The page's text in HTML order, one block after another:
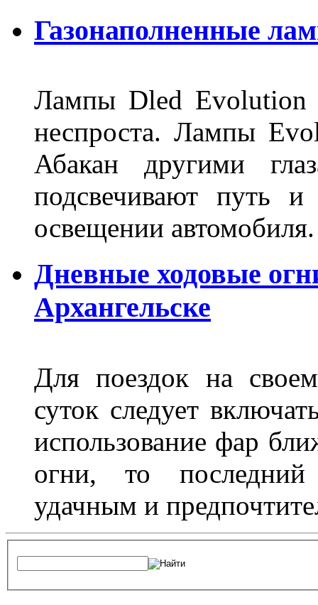
Газонаполненные
Лампы Dled Evolution
неспроста. Лампы
Абакан другими
подсвечивают путь
освещении автомобиля.
Дневные ходовые
Архангельске
Для поездок на
суток следует
использование фар
огни, то последний
удачным и